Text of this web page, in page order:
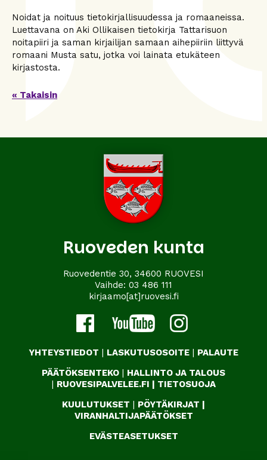
Noidat ja noituus tietokirjallisuudessa ja romaaneissa.
Luettavana on Aki Ollikaisen tietokirja Tattarisuon
noitapiiri ja saman kirjailijan samaan aihepiiriin liittyvä
romaani Musta satu, jotka voi lainata etukäteen
kirjastosta.
« Takaisin
Ruoveden kunta
Ruovedentie 30, 34600 RUOVESI
Vaihde: 03 486 111
kirjaamo[at]ruovesi.fi
YHTEYSTIEDOT | LASKUTUSOSOITE | PALAUTE
PÄÄTÖKSENTEKO | HALLINTO JA TALOUS
| RUOVESIPALVELEE.FI | TIETOSUOJA
KUULUTUKSET | PÖYTÄKIRJAT |
VIRANHALTIJAPÄÄTÖKSET
EVÄSTEASETUKSET